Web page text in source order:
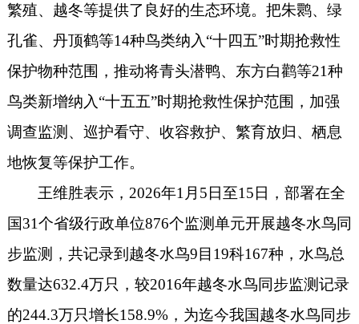
繁殖、越冬等提供了良好的生态环境。把朱鹮、绿
孔雀、丹顶鹤等14种鸟类纳入“十四五”时期抢救性
保护物种范围，推动将青头潜鸭、东方白鹳等21种
鸟类新增纳入“十五五”时期抢救性保护范围，加强
调查监测、巡护看守、收容救护、繁育放归、栖息
地恢复等保护工作。
王维胜表示，2026年1月5日至15日，部署在全
国31个省级行政单位876个监测单元开展越冬水鸟同
步监测，共记录到越冬水鸟9目19科167种，水鸟总
数量达632.4万只，较2016年越冬水鸟同步监测记录
的244.3万只增长158.9%，为迄今我国越冬水鸟同步